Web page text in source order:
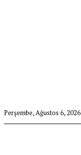
Perşembe, Ağustos 6, 2026